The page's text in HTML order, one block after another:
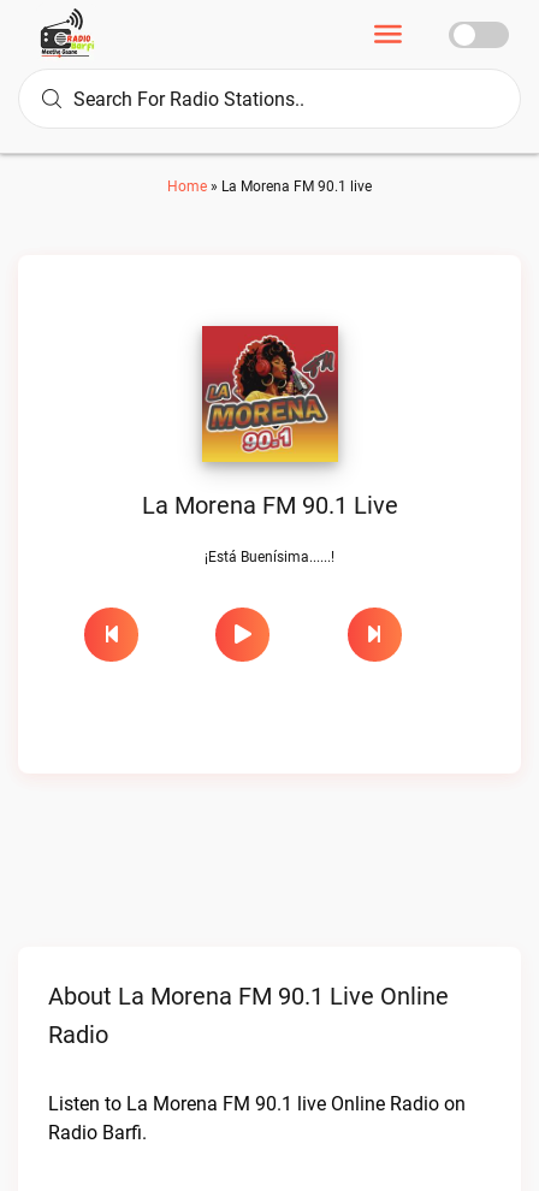
Home » La Morena FM 90.1 live
La Morena FM 90.1 Live
¡Está Buenísima......!
About La Morena FM 90.1 Live Online
Radio
Listen to La Morena FM 90.1 live Online Radio on
Radio Barfi.